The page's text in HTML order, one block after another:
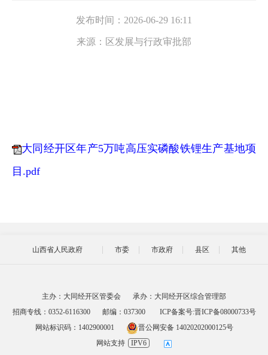
发布时间： 2026-06-29 16:11
来源： 区发展与行政审批部
大同经开区年产5万吨高压实磷酸铁锂生产基地项
目.pdf
山西省人民政府 市委 市政府 县区 其他
主办：大同经开区管委会
承办：大同经开区综合管理部
招商专线：0352-6116300
邮编：037300
ICP备案号:晋ICP备08000733号
网站标识码：1402900001
晋公网安备 14020202000125号
网站支持
IPV6